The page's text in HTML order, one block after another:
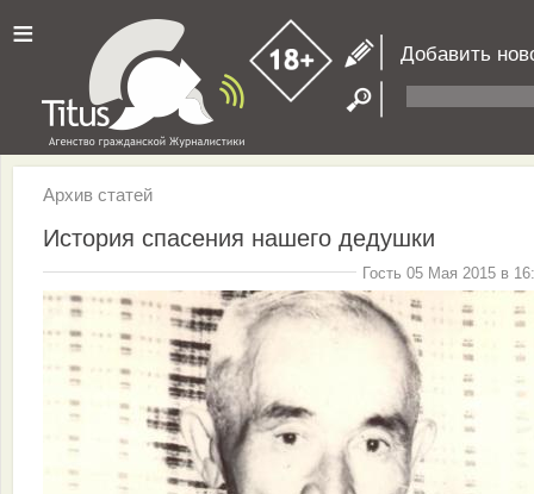
≡ Добавить
Архив статей
История спасения нашего дедушки
Гость 05 Мая 2015 в